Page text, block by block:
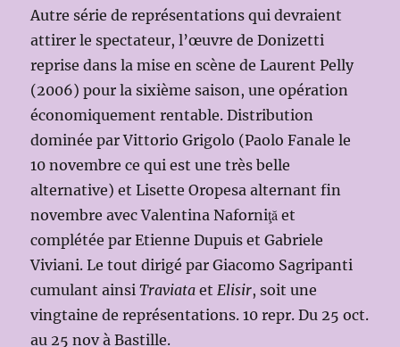
Autre série de représentations qui devraient
attirer le spectateur, l’œuvre de Donizetti
reprise dans la mise en scène de Laurent Pelly
(2006) pour la sixième saison, une opération
économiquement rentable. Distribution
dominée par Vittorio Grigolo (Paolo Fanale le
10 novembre ce qui est une très belle
alternative) et Lisette Oropesa alternant fin
novembre avec Valentina Naforniţă et
complétée par Etienne Dupuis et Gabriele
Viviani. Le tout dirigé par Giacomo Sagripanti
cumulant ainsiTraviata et Elisir, soit une
vingtaine de représentations. 10 repr. Du 25 oct.
au 25 nov à Bastille.